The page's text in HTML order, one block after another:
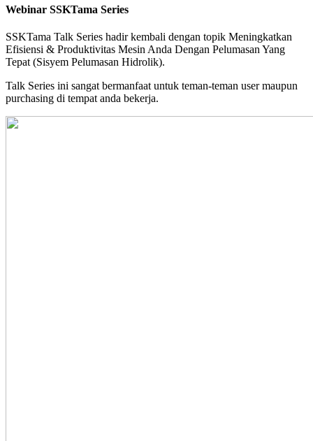
Webinar SSKTama Series
SSKTama Talk Series hadir kembali dengan topik Meningkatkan
Efisiensi & Produktivitas Mesin Anda Dengan Pelumasan Yang
Tepat (Sisyem Pelumasan Hidrolik).
Talk Series ini sangat bermanfaat untuk teman-teman user maupun
purchasing di tempat anda bekerja.